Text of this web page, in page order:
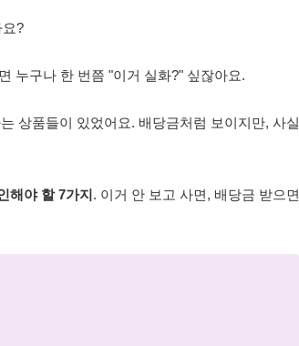
?
누구나 한 번쯤 "이거 실화?" 싶잖아요.
상품들이 있었어요. 배당금처럼 보이지만, 사실
해야 할 7가지. 이거 안 보고 사면, 배당금 받으면